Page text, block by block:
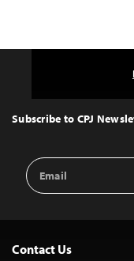
Top
Subscribe to CPJ
Email
Address
Contact Us